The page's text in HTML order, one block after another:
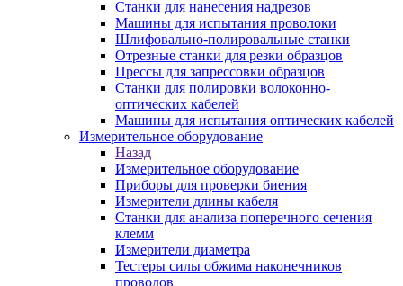
Станки для нанесения надрезов
Машины для испытания проволоки
Шлифовально-полировальные станки
Отрезные станки для резки образцов
Прессы для запрессовки образцов
Станки для полировки волоконно-
оптических кабелей
Машины для испытания оптических кабелей
Измерительное оборудование
Назад
Измерительное оборудование
Приборы для проверки биения
Измерители длины кабеля
Станки для анализа поперечного сечения
клемм
Измерители диаметра
Тестеры силы обжима наконечников
проводов